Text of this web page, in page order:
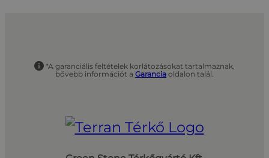
*A garanciális feltételek korlátozásokat tartalmaznak,
bővebb információt a Garancia oldalon talál.